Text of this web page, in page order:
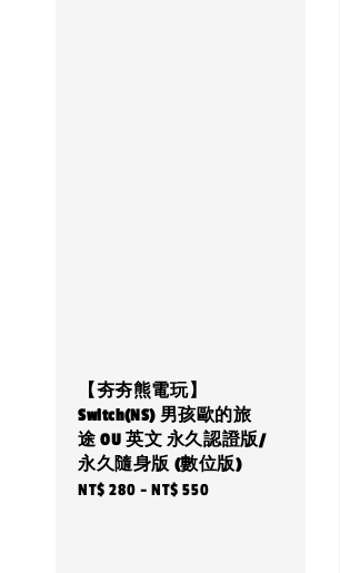
【夯夯熊電玩】
Switch(NS) 男孩歐的旅
途 OU 英文 永久認證版/
永久隨身版 (數位版)
Regular
NT$ 280 -NT$ 550